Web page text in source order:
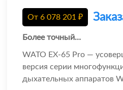
От 6 078 201 ₽
Более точный…
WATO EX-65 Pro —
версия серии
дыхательных аппаратов